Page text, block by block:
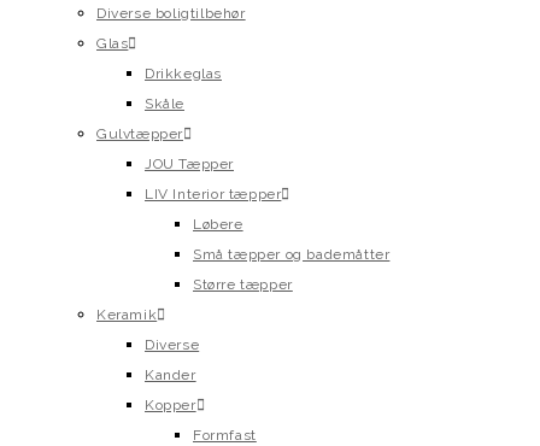
Diverse boligtilbehør
Glas
Drikkeglas
Skåle
Gulvtæpper
JOU Tæpper
LIV Interior tæpper
Løbere
Små tæpper og bademåtter
Større tæpper
Keramik
Diverse
Kander
Kopper
Formfast